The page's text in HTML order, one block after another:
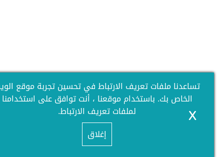
تساعدنا ملفات تعريف الارتباط في تحسين تجربة موقع الويب
الخاص بك. باستخدام موقعنا ، أنت توافق على استخدامنا
لملفات تعريف الارتباط.
إغلاق